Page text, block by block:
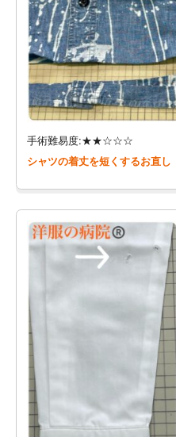
手術難易度:★★☆☆☆
シャツの着丈を短くするお直し